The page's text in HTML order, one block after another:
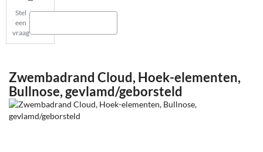
Stel
een
vraag
Zwembadrand Cloud, Hoek-elementen,
Bullnose, gevlamd/geborsteld